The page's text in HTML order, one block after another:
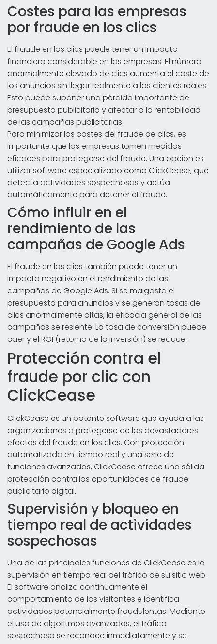
Costes para las empresas
por fraude en los clics
El fraude en los clics puede tener un impacto
financiero considerable en las empresas. El número
anormalmente elevado de clics aumenta el coste de
los anuncios sin llegar realmente a los clientes reales.
Esto puede suponer una pérdida importante de
presupuesto publicitario y afectar a la rentabilidad
de las campañas publicitarias.
Para minimizar los costes del fraude de clics, es
importante que las empresas tomen medidas
eficaces para protegerse del fraude. Una opción es
utilizar software especializado como ClickCease, que
detecta actividades sospechosas y actúa
automáticamente para detener el fraude.
Cómo influir en el
rendimiento de las
campañas de Google Ads
El fraude en los clics también puede tener un
impacto negativo en el rendimiento de las
campañas de Google Ads. Si se malgasta el
presupuesto para anuncios y se generan tasas de
clics anormalmente altas, la eficacia general de las
campañas se resiente. La tasa de conversión puede
caer y el ROI (retorno de la inversión) se reduce.
Protección contra el
fraude por clic con
ClickCease
ClickCease es un potente software que ayuda a las
organizaciones a protegerse de los devastadores
efectos del fraude en los clics. Con protección
automatizada en tiempo real y una serie de
funciones avanzadas, ClickCease ofrece una sólida
protección contra las oportunidades de fraude
publicitario digital.
Supervisión y bloqueo en
tiempo real de actividades
sospechosas
Una de las principales funciones de ClickCease es la
supervisión en tiempo real del tráfico de su sitio web.
El software analiza continuamente el
comportamiento de los visitantes e identifica
actividades potencialmente fraudulentas. Mediante
el uso de algoritmos avanzados, el tráfico
sospechoso se reconoce inmediatamente y se